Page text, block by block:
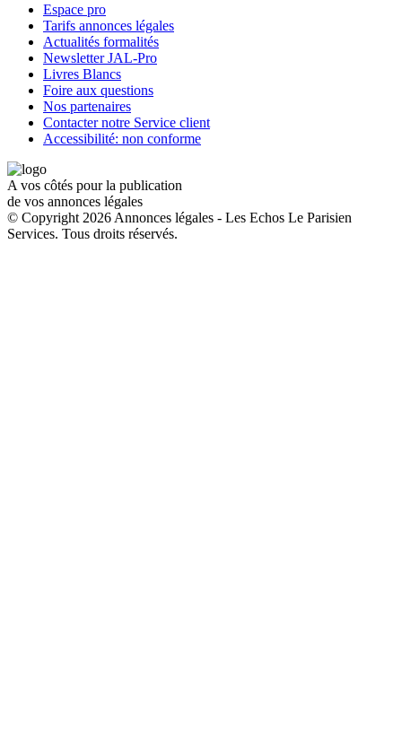
Espace pro
Tarifs annonces légales
Actualités formalités
Newsletter JAL-Pro
Livres Blancs
Foire aux questions
Nos partenaires
Contacter notre Service client
Accessibilité: non conforme
A vos côtés pour la publication
de vos annonces légales
© Copyright 2026 Annonces légales - Les Echos Le Parisien
Services. Tous droits réservés.